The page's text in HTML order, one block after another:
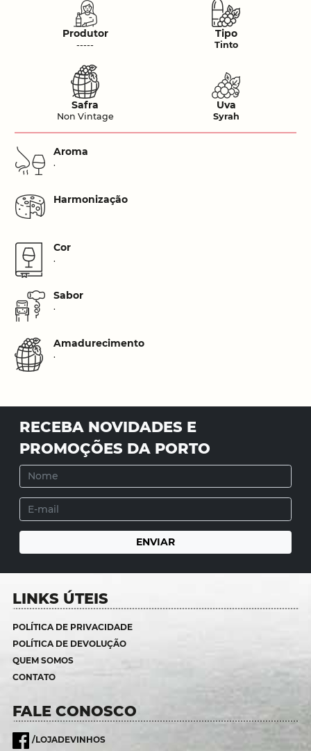
Produtor
-----
Tipo
Tinto
Safra
Non Vintage
Uva
Syrah
Aroma
.
Harmonização
Cor
.
Sabor
.
Amadurecimento
.
RECEBA NOVIDADES E
PROMOÇÕES DA PORTO
LINKS ÚTEIS
POLÍTICA DE PRIVACIDADE
POLÍTICA DE DEVOLUÇÃO
QUEM SOMOS
CONTATO
FALE CONOSCO
/LOJADEVINHOS